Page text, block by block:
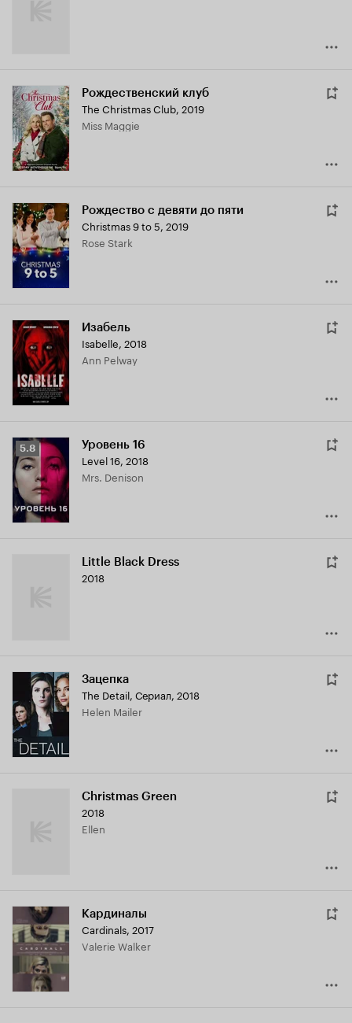
Рождественский клуб
The Christmas Club, 2019
Miss Maggie
Рождество с девяти до пяти
Christmas 9 to 5, 2019
Rose Stark
Изабель
Isabelle, 2018
Ann Pelway
Рейтинг
Кинопоиска
5.8
5.8 Уровень 16
Level 16, 2018
Mrs. Denison
Little Black Dress
2018
Зацепка
The Detail, Сериал, 2018
Helen Mailer
Christmas Green
2018
Ellen
Кардиналы
Cardinals, 2017
Valerie Walker